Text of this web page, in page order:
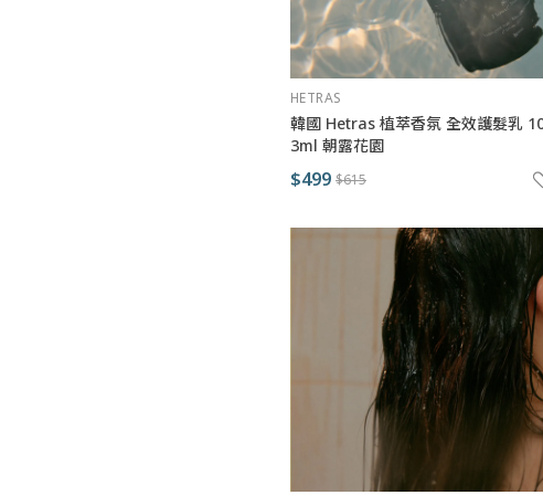
HETRAS
韓國 Hetras 植萃香氛 全效護髮乳
3ml 朝露花園
$499 $615